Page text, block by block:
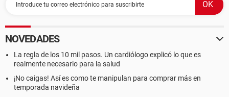
NOVEDADES
La regla de los 10 mil pasos. Un cardiólogo explicó lo que es
realmente necesario para la salud
¡No caigas! Así es como te manipulan para comprar más en
temporada navideña